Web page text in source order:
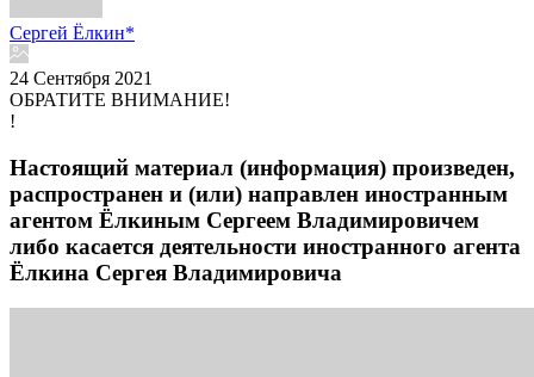
Сергей Ёлкин*
24 Сентября 2021
ОБРАТИТЕ ВНИМАНИЕ!
!
Настоящий материал (информация) произведен,
распространен и (или) направлен иностранным
агентом Ёлкиным Сергеем Владимировичем
либо касается деятельности иностранного агента
Ёлкина Сергея Владимировича